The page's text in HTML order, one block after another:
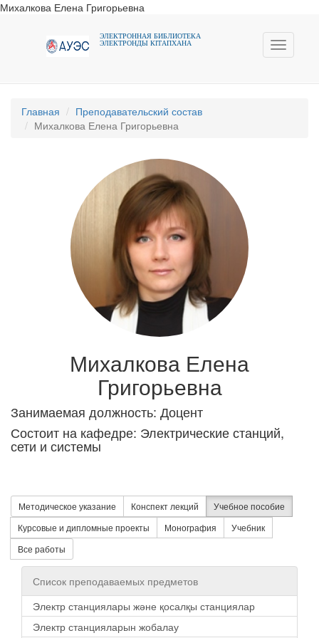
Михалкова Елена Григорьевна
Toggle
ЭЛЕКТРОННАЯ БИБЛИОТЕКА
ЭЛЕКТРОНДЫ КIТАПХАНА
Главная
Преподавательский состав
Михалкова Елена Григорьевна
Михалкова Елена
Григорьевна
Занимаемая должность: Доцент
Состоит на кафедре: Электрические станций,
сети и системы
Методическое указание Конспект лекций
Учебное пособие
Курсовые и дипломные проекты
Монография
Учебник
Все работы
Список преподаваемых предметов
Электр станциялары және қосалқы станциялар
Электр станцияларын жобалау